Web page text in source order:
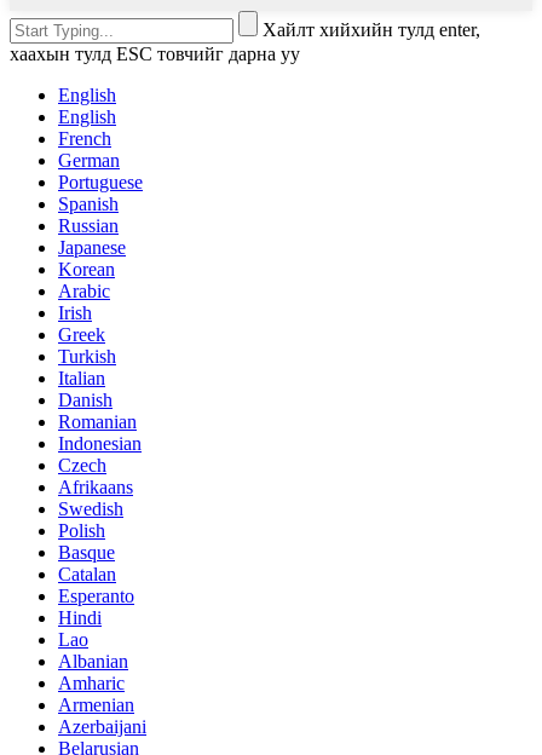
Хайлт хийхийн тулд enter,
хаахын тулд ESC товчийг дарна уу
English
English
French
German
Portuguese
Spanish
Russian
Japanese
Korean
Arabic
Irish
Greek
Turkish
Italian
Danish
Romanian
Indonesian
Czech
Afrikaans
Swedish
Polish
Basque
Catalan
Esperanto
Hindi
Lao
Albanian
Amharic
Armenian
Azerbaijani
Belarusian